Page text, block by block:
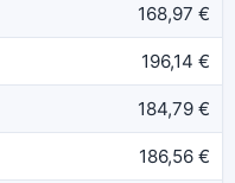
168,97 €
196,14 €
184,79 €
186,56 €